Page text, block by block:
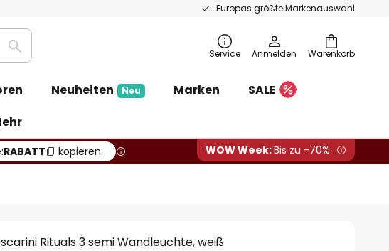
Europas größte Markenauswahl
Warenkorb
Suche Service Anmelden
Neuheiten Neu Marken
SALE
RABATT kopieren WOW Week:Bis zu -70%
Rituals 3 semi Wandleuchte, weiß